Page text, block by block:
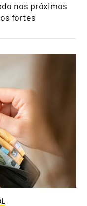
nos próximos
fortes